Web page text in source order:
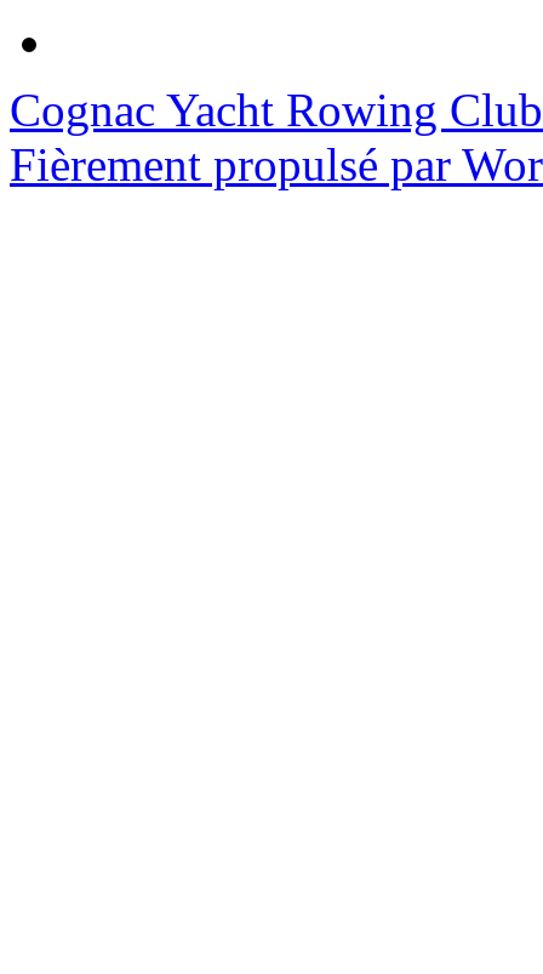
Cognac Yacht Rowing Club
Fièrement propulsé par